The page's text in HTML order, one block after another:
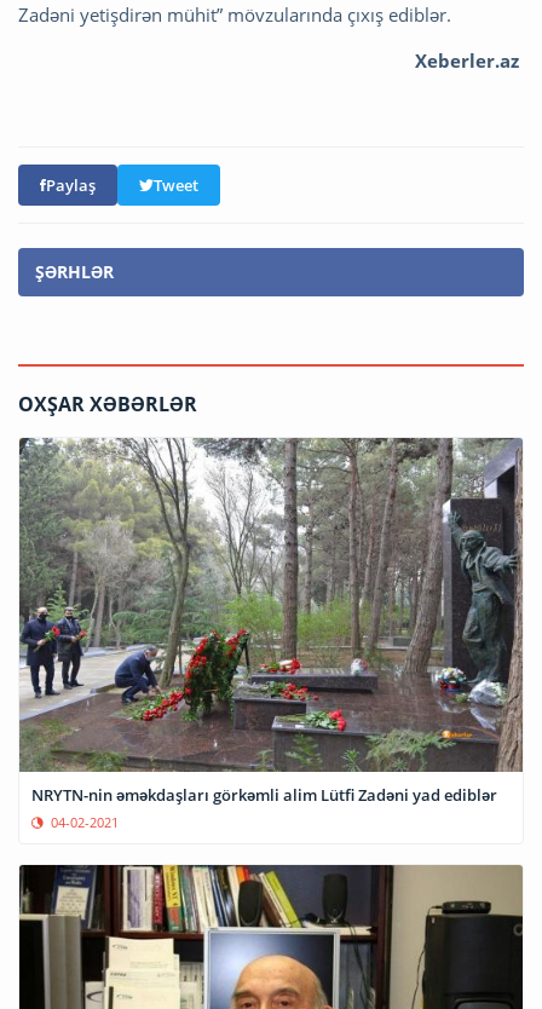
Zadəni yetişdirən mühit” mövzularında çıxış ediblər.
Xeberler.az
Paylaş Tweet
ŞƏRHLƏR
OXŞAR XƏBƏRLƏR
NRYTN-nin əməkdaşları görkəmli alim Lütfi Zadəni yad ediblər
04-02-2021